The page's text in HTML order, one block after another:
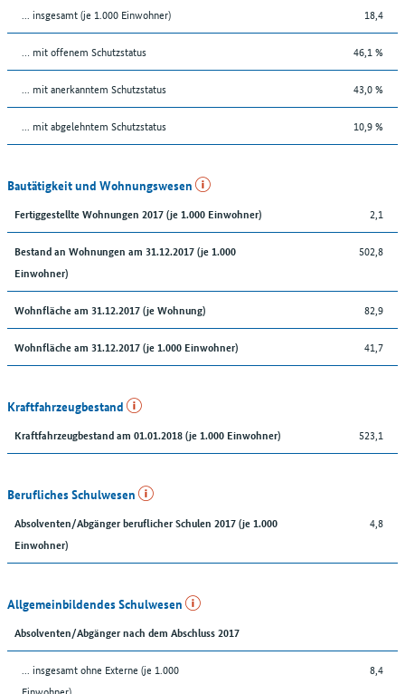
... insgesamt (je 1.000 Einwohner) 18,4
… mit offenem Schutzstatus 46,1 %
... mit anerkanntem Schutzstatus 43,0 %
... mit abgelehntem Schutzstatus 10,9 %
Bautätigkeit und Wohnungswesen
Fertiggestellte Wohnungen 2017 (je 1.000 Einwohner) 2,1
Bestand an Wohnungen am 31.12.2017 (je 1.000
Einwohner)
502,8
Wohnfläche am 31.12.2017 (je Wohnung) 82,9
Wohnfläche am 31.12.2017 (je 1.000 Einwohner) 41,7
Kraftfahrzeugbestand
Kraftfahrzeugbestand am 01.01.2018 (je 1.000 Einwohner) 523,1
Berufliches Schulwesen
Absolventen/Abgänger beruflicher Schulen 2017 (je 1.000
Einwohner)
4,8
Allgemeinbildendes Schulwesen
Absolventen/Abgänger nach dem Abschluss 2017
... insgesamt ohne Externe (je 1.000
Einwohner)
8,4